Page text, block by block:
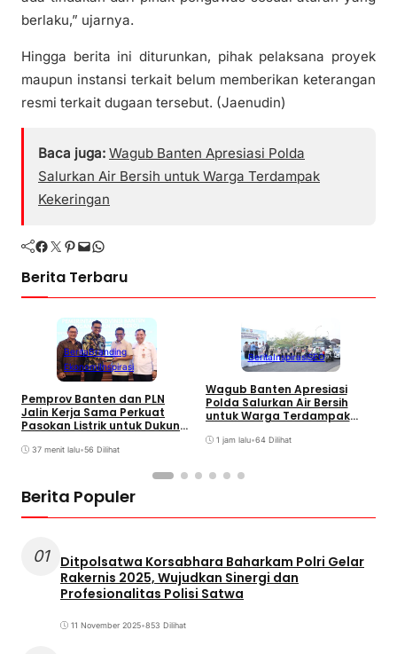
berlaku,” ujarnya.
Hingga berita ini diturunkan, pihak pelaksana proyek
maupun instansi terkait belum memberikan keterangan
resmi terkait dugaan tersebut. (Jaenudin)
Baca juga: Wagub Banten Apresiasi Polda
Salurkan Air Bersih untuk Warga Terdampak
Kekeringan
Facebook Twitter Pinterest Mail WhatsApp
Berita Terbaru
BeritaBranding
EkonomiInspirasi
Pemprov Banten dan PLN
Jalin Kerja Sama Perkuat
Pasokan Listrik untuk Dukung
37 menit lalu•56 Dilihat
BeritaInspirasiSEO
Wagub Banten Apresiasi
Polda Salurkan Air Bersih
untuk Warga Terdampak
1 jam lalu•64 Dilihat
Berita Populer
01
Ditpolsatwa Korsabhara Baharkam Polri Gelar
Rakernis 2025, Wujudkan Sinergi dan
Profesionalitas Polisi Satwa
11 November 2025•853 Dilihat